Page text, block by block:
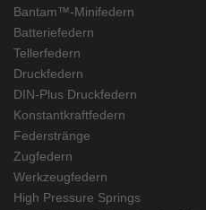
Bantam™-Minifedern
Batteriefedern
Tellerfedern
Druckfedern
DIN-Plus Druckfedern
Konstantkraftfedern
Federstränge
Zugfedern
Werkzeugfedern
High Pressure Springs